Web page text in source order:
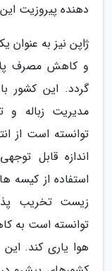
دهنده پیروزیت
ژاپن نیز به عنوان
و کاهش مصرف
گردد. این کشور
مدیریت زباله و
توانسته است از
اندازه قابل
استفاده از کیسه
زیست تخریب
توانسته است به
هوا یاری کند.